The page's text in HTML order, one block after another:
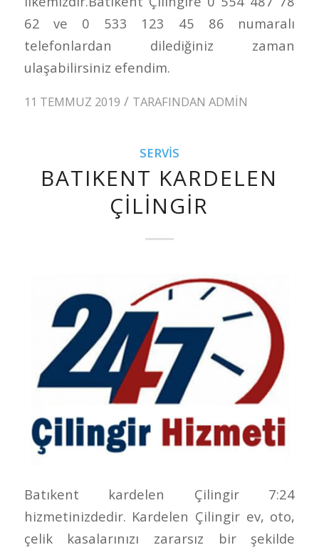
62 ve 0 533 123 45 86 numaralı
telefonlardan dilediğiniz zaman
ulaşabilirsiniz efendim.
11 TEMMUZ 2019 / TARAFINDAN ADMIN
SERVIS
BATIKENT KARDELEN
ÇILINGIR
Batıkent kardelen Çilingir 7:24
hizmetinizdedir. Kardelen Çilingir ev, oto,
çelik kasalarınızı zararsız bir şekilde